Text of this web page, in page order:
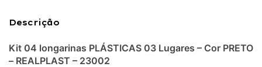
Descrição
Kit 04 longarinas PLÁSTICAS 03 Lugares – Cor PRETO
– REALPLAST – 23002